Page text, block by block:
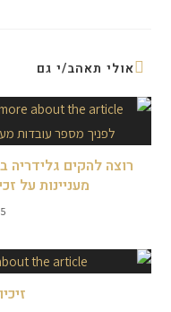
אולי תאהב/י גם
רוצה להקים גלידריה
מעניינות על
25 במרץ 2025